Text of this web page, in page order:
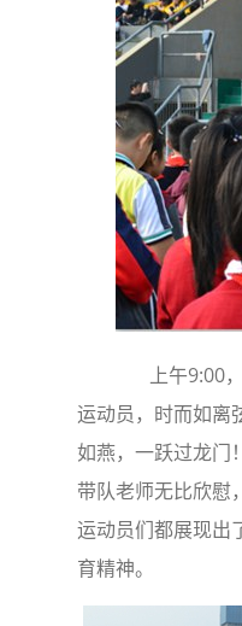
上午9:00，
运动员，时而如离
如燕，一跃过龙门
带队老师无比欣慰
运动员们都展现出
育精神。